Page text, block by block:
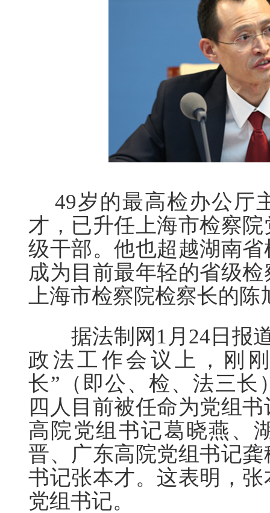
49岁的最高检办公厅
才，已升任上海市检察
级干部。他也超越湖南
成为目前最年轻的省级
上海市检察院检察长的
据法制网1月24日报道
政法工作会议上，刚
长”（即公、检、法三长
四人目前被任命为党组
高院党组书记葛晓燕、
晋、广东高院党组书记
书记张本才。这表明，
党组书记。